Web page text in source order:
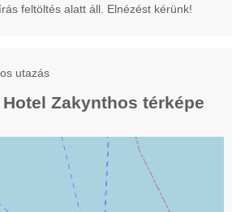
feltöltés alatt áll. Elnézést kérünk!
utazás
Zakynthos térképe